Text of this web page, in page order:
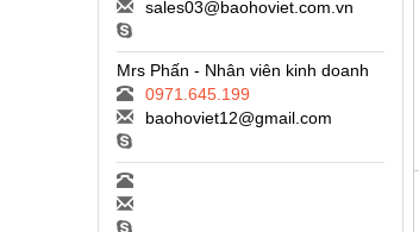
sales03@baohoviet.com.vn
Mrs Phấn - Nhân viên kinh doanh
0971.645.199
baohoviet12@gmail.com